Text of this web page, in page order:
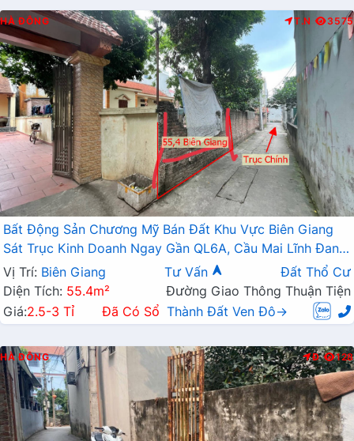
HÀ ĐÔNG T.N 3575
Bất Động Sản Chương Mỹ Bán Đất Khu Vực Biên Giang
Sát Trục Kinh Doanh Ngay Gần QL6A, Cầu Mai Lĩnh Đang
Mở Rộng
Vị Trí: Biên Giang Tư Vấn
Đất Thổ Cư
Diện Tích: 55.4m²
Đường Giao Thông Thuận Tiện
Giá:2.5-3 Tỉ Đã Có Sổ Thành Đất Ven Đô→
HÀ ĐÔNG Đ 128